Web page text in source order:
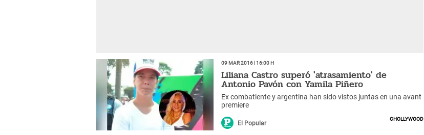
09 Mar 2016 | 16:00 h
Liliana Castro superó 'atrasamiento' de
Antonio Pavón con Yamila Piñero
Ex combatiente y argentina han sido vistos juntas en una avant
premiere
El Popular
Chollywood